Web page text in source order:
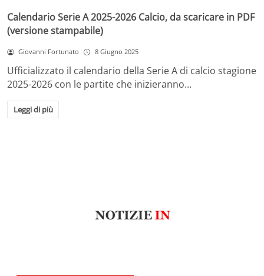
Calendario Serie A 2025-2026 Calcio, da scaricare in PDF
(versione stampabile)
Giovanni Fortunato 8 Giugno 2025
Ufficializzato il calendario della Serie A di calcio stagione
2025-2026 con le partite che inizieranno…
Leggi di più